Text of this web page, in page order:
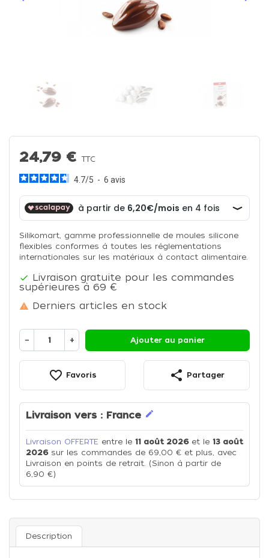
Précédent
24,79 €TTC
4.7/5 - 6 avis
Silikomart, gamme professionnelle de moules silicone
flexibles conformes à toutes les réglementations
internationales sur les matériaux à contact alimentaire.
 Livraison gratuite pour les commandes
supérieures à 69 €
 Derniers articles en stock
− + Ajouter au panier
favorite_border Favoris share Partager
Livraison vers : France edit
Livraison OFFERTE entre le 11 août 2026et le 13 août
2026sur les commandes de 69,00 € et plus, avec
Livraison en points de retrait. (Sinon à partir de
6,90 €)
Description